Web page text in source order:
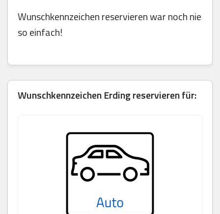
Wunschkennzeichen reservieren war noch nie
so einfach!
Wunschkennzeichen Erding reservieren für: